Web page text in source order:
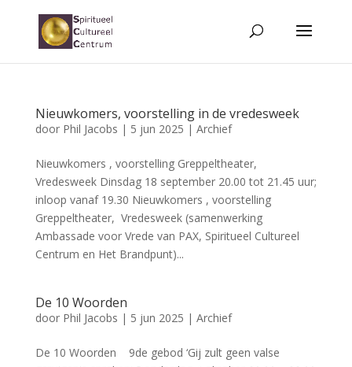
Nieuwkomers, voorstelling in de vredesweek
door Phil Jacobs | 5 jun 2025 | Archief
Nieuwkomers , voorstelling Greppeltheater,
Vredesweek Dinsdag 18 september 20.00 tot 21.45 uur;
inloop vanaf 19.30 Nieuwkomers , voorstelling
Greppeltheater, Vredesweek (samenwerking
Ambassade voor Vrede van PAX, Spiritueel Cultureel
Centrum en Het Brandpunt)...
De 10 Woorden
door Phil Jacobs | 5 jun 2025 | Archief
De 10 Woorden 9de gebod ‘Gij zult geen valse